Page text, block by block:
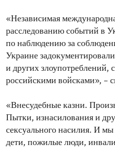
«Независимая
расследованию событий в
по наблюдению за
Украине
и других злоупотреблений,
российскими войсками», –
«Внесудебные казни.
Пытки, изнасилования и
сексуального насилия. И
дети, пожилые люди,